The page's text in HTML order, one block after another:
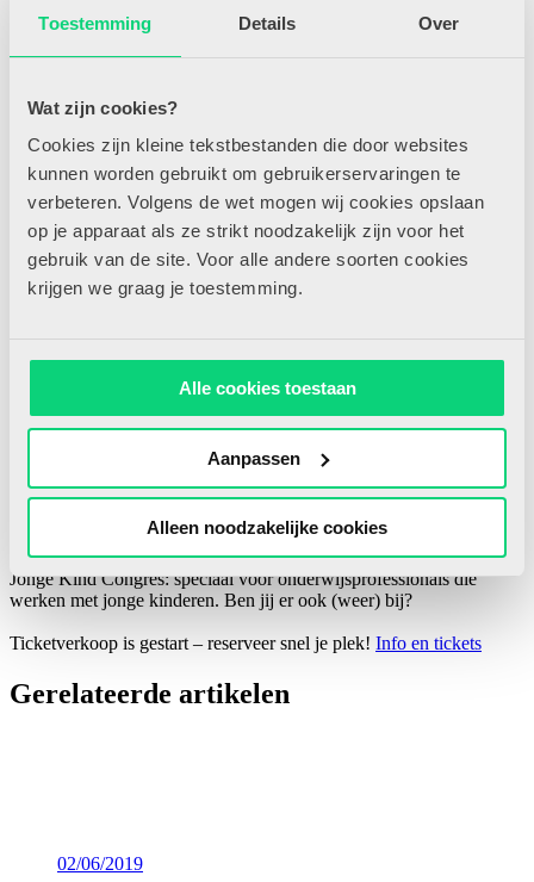
Toestemming Details Over
Wat zijn cookies?
Cookies zijn kleine tekstbestanden die door websites
kunnen worden gebruikt om gebruikerservaringen te
verbeteren. Volgens de wet mogen wij cookies opslaan
op je apparaat als ze strikt noodzakelijk zijn voor het
gebruik van de site. Voor alle andere soorten cookies
krijgen we graag je toestemming.
Alle cookies toestaan
Aanpassen
Alleen noodzakelijke cookies
Onder leiding van Lenneke Gentle ervaren deelnemers wat de
afwisseling tussen inspanning en ontspanning doet. Door samen te
lopen, dansen en zingen geven ze richting aan hun energie en
plezier is zicht- én voelbaar in de ruimte.
Van inzicht naar actie
Dalila Bakir, adviseur van de bibliotheeksector in Noord- en Zuid-
Holland, benadrukt het belang van samenwerking met scholen: “Zij
staan het dichtst bij de kinderen. Daarom moeten we leerkrachten
meer ondersteunen en inspireren.”
"Mijn missie voor volgend jaar: zoveel mogelijk met collega's samen
dingen op gaan pakken!"
Miranda Oudshoorn, leerkracht uit Den Oever, blikt na afloop terug
én kijkt vooruit: “Ik ben hier nu voor de tweede keer. Dit jaar met
behalve mijn kleutercollega’s ook mijn groep drie collega. Ik had
gehoopt de dames van de peuterspeelzaal en de kinderopvang ook
mee te krijgen, maar dat is niet gelukt helaas. Dat is mijn missie voor
volgend jaar: dat we zoveel mogelijk samen geïnspireerd worden en
dingen op gaan pakken.”
HJK-congres 2027: Bruggen bouwen
Op woensdag 10 maart 2027 vieren we de 10de editie van Het
Jonge Kind Congres: speciaal voor onderwijsprofessionals die
werken met jonge kinderen. Ben jij er ook (weer) bij?
Ticketverkoop is gestart – reserveer snel je plek! Info en tickets
Gerelateerde artikelen
02/06/2019